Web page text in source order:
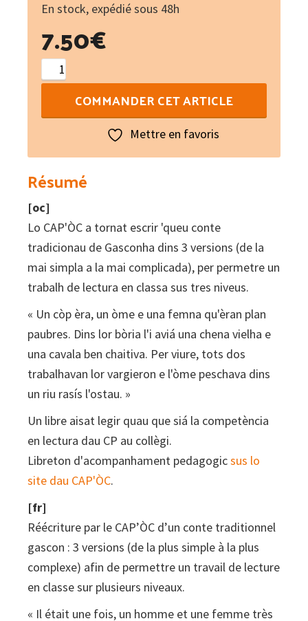
En stock, expédié sous 48h
7.50€
quantité
de
sèt
testas
COMMANDER CET ARTICLE
Mettre en favoris
Résumé
[oc]
Lo CAP'ÒC a tornat escrir 'queu conte
tradicionau de Gasconha dins 3 versions (de la
mai simpla a la mai complicada), per permetre un
trabalh de lectura en classa sus tres niveus.
« Un còp èra, un òme e una femna qu'èran plan
paubres. Dins lor bòria l'i aviá una chena vielha e
una cavala ben chaitiva. Per viure, tots dos
trabalhavan lor vargieron e l'òme peschava dins
un riu rasís l'ostau. »
Un libre aisat legir quau que siá la competència
en lectura dau CP au collègi.
Libreton d'acompanhament pedagogicsus lo
site dau CAP'ÒC.
[fr]
Réécriture par le CAP’ÒC d’un conte traditionnel
gascon : 3 versions (de la plus simple à la plus
complexe) afin de permettre un travail de lecture
en classe sur plusieurs niveaux.
« Il était une fois, un homme et une femme très